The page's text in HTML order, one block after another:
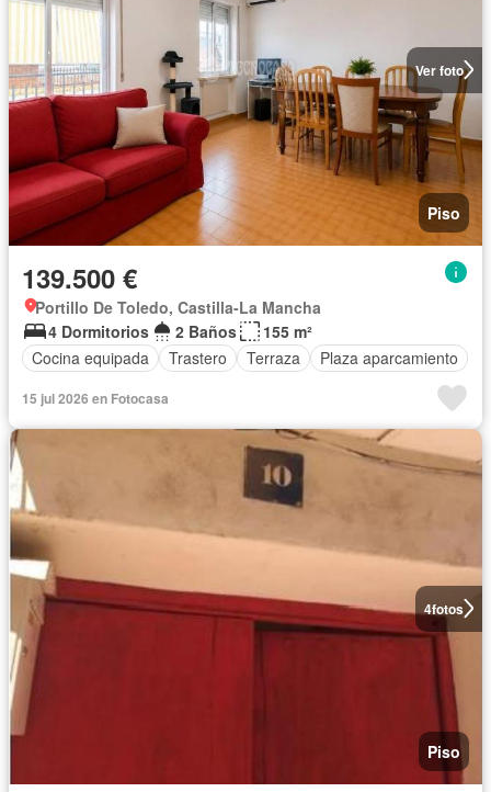
Ver foto
Piso
139.500 €
Portillo De Toledo, Castilla-La Mancha
4 Dormitorios
2 Baños
155 m²
Cocina equipada
Trastero Terraza Plaza aparcamiento
15 jul 2026 en Fotocasa
4fotos
Piso